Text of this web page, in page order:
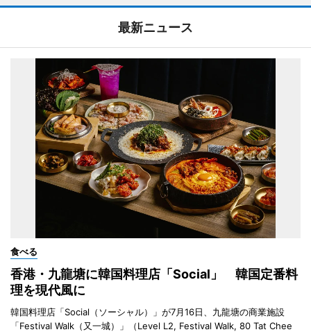
最新ニュース
食べる
香港・九龍塘に韓国料理店「Social」 韓国定番料
理を現代風に
韓国料理店「Social（ソーシャル）」が7月16日、九龍塘の商業施設
「Festival Walk（又一城）」（Level L2, Festival Walk, 80 Tat Chee